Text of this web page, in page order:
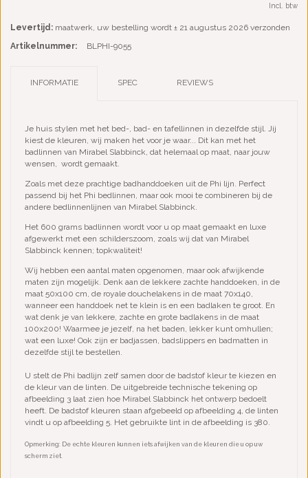
Incl. btw
Levertijd: maatwerk, uw bestelling wordt ± 21 augustus 2026 verzonden
Artikelnummer:
BLPHI-9055
INFORMATIE SPEC REVIEWS
Je huis stylen met het bed-, bad- en tafellinnen in dezelfde stijl. Jij
kiest de kleuren, wij maken het voor je waar...⁠ Dit kan met het
badlinnen van Mirabel Slabbinck, dat helemaal op maat, naar jouw
wensen, wordt gemaakt.
Zoals met deze prachtige badhanddoeken uit de Phi lijn. Perfect
passend bij het Phi bedlinnen, maar ook mooi te combineren bij de
andere bedlinnenlijnen van Mirabel Slabbinck.
Het 600 grams badlinnen wordt voor u op maat gemaakt en luxe
afgewerkt met een schilderszoom, zoals wij dat van Mirabel
Slabbinck kennen; topkwaliteit!
Wij hebben een aantal maten opgenomen, maar ook afwijkende
maten zijn mogelijk. Denk aan de lekkere zachte handdoeken, in de
maat 50x100 cm, de royale douchelakens in de maat 70x140,
wanneer een handdoek net te klein is en een badlaken te groot. En
wat denk je van lekkere, zachte en grote badlakens in de maat
100x200! Waarmee je jezelf, na het baden, lekker kunt omhullen;
wat een luxe! Ook zijn er badjassen, badslippers en badmatten in
dezelfde stijl te bestellen.
U stelt de Phi badlijn zelf samen door de badstof kleur te kiezen en
de kleur van de linten. De uitgebreide technische tekening op
afbeelding 3 laat zien hoe Mirabel Slabbinck het ontwerp bedoelt
heeft. De badstof kleuren staan afgebeeld op afbeelding 4, de linten
vindt u op afbeelding 5. Het gebruikte lint in de afbeelding is 380.
Opmerking: De echte kleuren kunnen iets afwijken van de kleuren die u op uw
scherm ziet.